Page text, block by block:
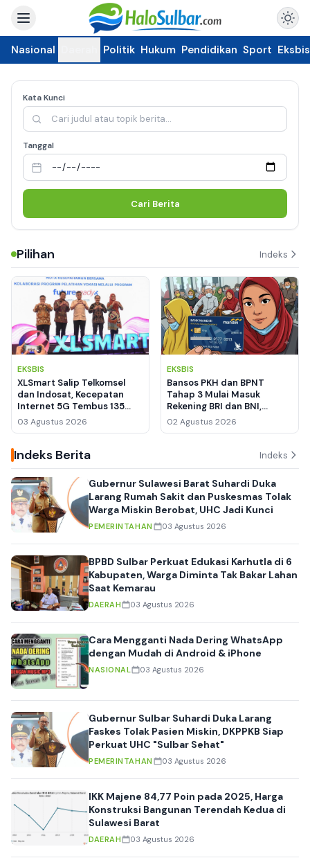
Nasional Politik Hukum Pendidikan Sport Eksbis
Kata Kunci
Tanggal
Cari Berita
Pilihan Indeks
EKSBIS
XLSmart Salip Telkomsel
dan Indosat, Kecepatan
Internet 5G Tembus 135
Mbps
03 Agustus 2026
EKSBIS
Bansos PKH dan BPNT
Tahap 3 Mulai Masuk
Rekening BRI dan BNI,
Pemegang KKS Mandiri
Masih Nihil
02 Agustus 2026
Indeks Berita Indeks
Gubernur Sulawesi Barat Suhardi Duka
Larang Rumah Sakit dan Puskesmas Tolak
Warga Miskin Berobat, UHC Jadi Kunci
PEMERINTAHAN 03 Agustus 2026
BPBD Sulbar Perkuat Edukasi Karhutla di 6
Kabupaten, Warga Diminta Tak Bakar Lahan
Saat Kemarau
DAERAH 03 Agustus 2026
Cara Mengganti Nada Dering WhatsApp
dengan Mudah di Android & iPhone
NASIONAL 03 Agustus 2026
Gubernur Sulbar Suhardi Duka Larang
Faskes Tolak Pasien Miskin, DKPPKB Siap
Perkuat UHC "Sulbar Sehat"
PEMERINTAHAN 03 Agustus 2026
IKK Majene 84,77 Poin pada 2025, Harga
Konstruksi Bangunan Terendah Kedua di
Sulawesi Barat
DAERAH 03 Agustus 2026